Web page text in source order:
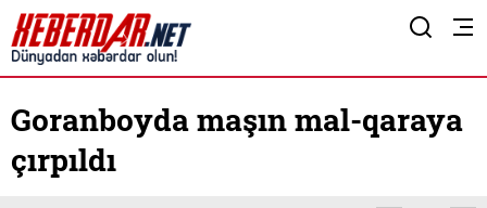
Goranboyda maşın mal-qaraya
çırpıldı